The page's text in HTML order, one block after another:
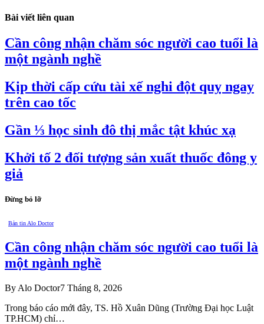
Bài viết liên quan
Cần công nhận chăm sóc người cao tuổi là
một ngành nghề
Kịp thời cấp cứu tài xế nghi đột quỵ ngay
trên cao tốc
Gần ⅓ học sinh đô thị mắc tật khúc xạ
Khởi tố 2 đối tượng sản xuất thuốc đông y
giả
Đừng bỏ lỡ
Bản tin Alo Doctor
Cần công nhận chăm sóc người cao tuổi là
một ngành nghề
By Alo Doctor7 Tháng 8, 2026
Trong báo cáo mới đây, TS. Hồ Xuân Dũng (Trường Đại học Luật
TP.HCM) chỉ…